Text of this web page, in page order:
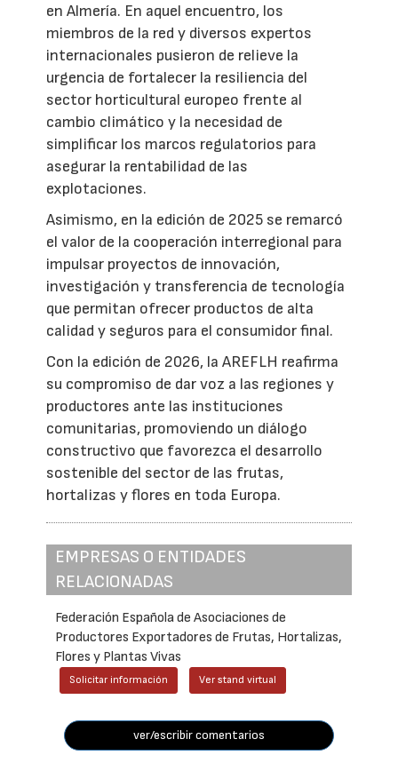
en Almería. En aquel encuentro, los
miembros de la red y diversos expertos
internacionales pusieron de relieve la
urgencia de fortalecer la resiliencia del
sector horticultural europeo frente al
cambio climático y la necesidad de
simplificar los marcos regulatorios para
asegurar la rentabilidad de las
explotaciones.
Asimismo, en la edición de 2025 se remarcó
el valor de la cooperación interregional para
impulsar proyectos de innovación,
investigación y transferencia de tecnología
que permitan ofrecer productos de alta
calidad y seguros para el consumidor final.
Con la edición de 2026, la AREFLH reafirma
su compromiso de dar voz a las regiones y
productores ante las instituciones
comunitarias, promoviendo un diálogo
constructivo que favorezca el desarrollo
sostenible del sector de las frutas,
hortalizas y flores en toda Europa.
EMPRESAS O ENTIDADES
RELACIONADAS
Federación Española de Asociaciones de
Productores Exportadores de Frutas, Hortalizas,
Flores y Plantas Vivas
Solicitar información Ver stand virtual
ver/escribir comentarios